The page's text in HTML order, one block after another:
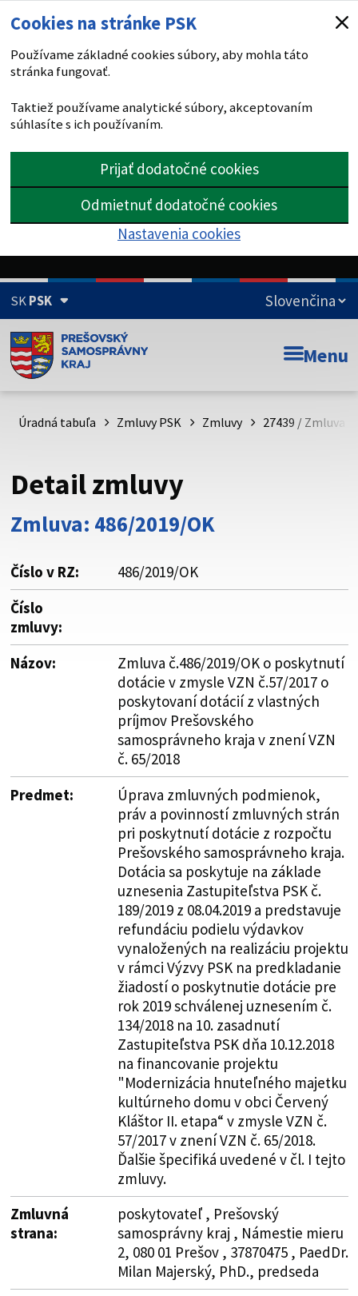
Cookies na stránke PSK
Používame základné cookies súbory, aby mohla táto
stránka fungovať.
Taktiež používame analytické súbory, akceptovaním
súhlasíte s ich používaním.
Prijať dodatočné cookies
Odmietnuť dodatočné cookies
Nastavenia cookies
SKPSK
Doména psk.sk je oficiálna
Toto je oficiálna webová stránka Prešovského
psk.sk.
Buďte pozorní a vždy sa uistite, že zdieľate informácie iba
cez zabezpečenú webovú stránku. Zabezpečená stránka
vždy začína https:// pred názvom domény webového sídla.
Menu
Úradná tabuľa Zmluvy PSK Zmluvy 27439 / Zmluva
Detail zmluvy
Zmluva: 486/2019/OK
Číslo v RZ:
486/2019/OK
Číslo
zmluvy:
Názov:
Zmluva č.486/2019/OK o poskytnutí
dotácie v zmysle VZN č.57/2017 o
poskytovaní dotácií z vlastných
príjmov Prešovského
samosprávneho kraja v znení VZN
č. 65/2018
Predmet:
Úprava zmluvných podmienok,
práv a povinností zmluvných strán
pri poskytnutí dotácie z rozpočtu
Prešovského samosprávneho kraja.
Dotácia sa poskytuje na základe
uznesenia Zastupiteľstva PSK č.
189/2019 z 08.04.2019 a predstavuje
refundáciu podielu výdavkov
vynaložených na realizáciu projektu
v rámci Výzvy PSK na predkladanie
žiadostí o poskytnutie dotácie pre
rok 2019 schválenej uznesením č.
134/2018 na 10. zasadnutí
Zastupiteľstva PSK dňa 10.12.2018
na financovanie projektu
"Modernizácia hnuteľného majetku
kultúrneho domu v obci Červený
Kláštor II. etapa“ v zmysle VZN č.
57/2017 v znení VZN č. 65/2018.
Ďalšie špecifiká uvedené v čl. I tejto
zmluvy.
Zmluvná
strana:
poskytovateľ , Prešovský
samosprávny kraj , Námestie mieru
2, 080 01 Prešov , 37870475 , PaedDr.
Milan Majerský, PhD., predseda